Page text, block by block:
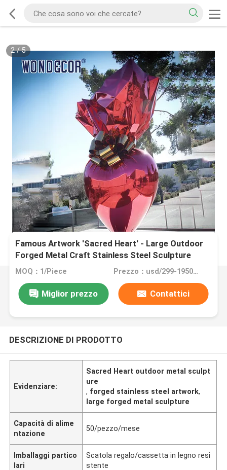
2/5
Famous Artwork 'Sacred Heart' - Large Outdoor
Forged Metal Craft Stainless Steel Sculpture
MOQ：1/Piece Prezzo：usd/299-19500/Piece
Miglior prezzo Contattici
DESCRIZIONE DI PRODOTTO
Evidenziare:
Sacred Heart outdoor metal sculpt
ure
, forged stainless steel artwork,
large forged metal sculpture
Capacità di alime
ntazione
50/pezzo/mese
Imballaggi partico
lari
Scatola regalo/cassetta in legno resi
stente